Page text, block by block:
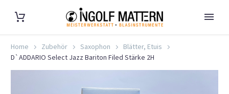
Home Zubehör Saxophon
Blätter, Etuis
D`ADDARIO Select Jazz Bariton Filed Stärke 2H